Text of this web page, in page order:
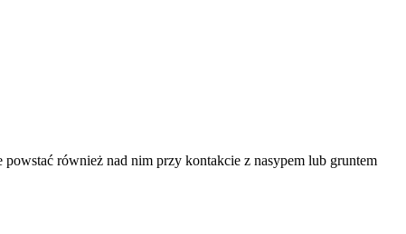
również nad nim przy kontakcie z nasypem lub gruntem